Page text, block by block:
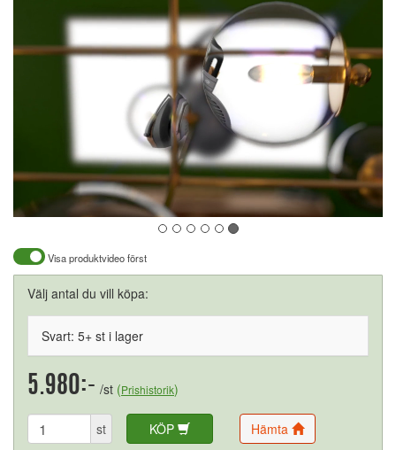
Visa produktvideo först
Välj antal du vill köpa:
Svart: 5+ st i lager
5.980:- /st (Prishistorik)
st KÖP Hämta